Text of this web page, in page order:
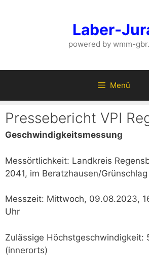
Laber-
powered by wmm-
Menü
Pressebericht VPI
Geschwindigkeitsmessung
Messörtlichkeit: Landkreis
2041, im Beratzhausen/Grünschlag
Messzeit: Mittwoch, 09.08.2023,
Uhr
Zulässige Höchstgeschwindigkeit:
(innerorts)